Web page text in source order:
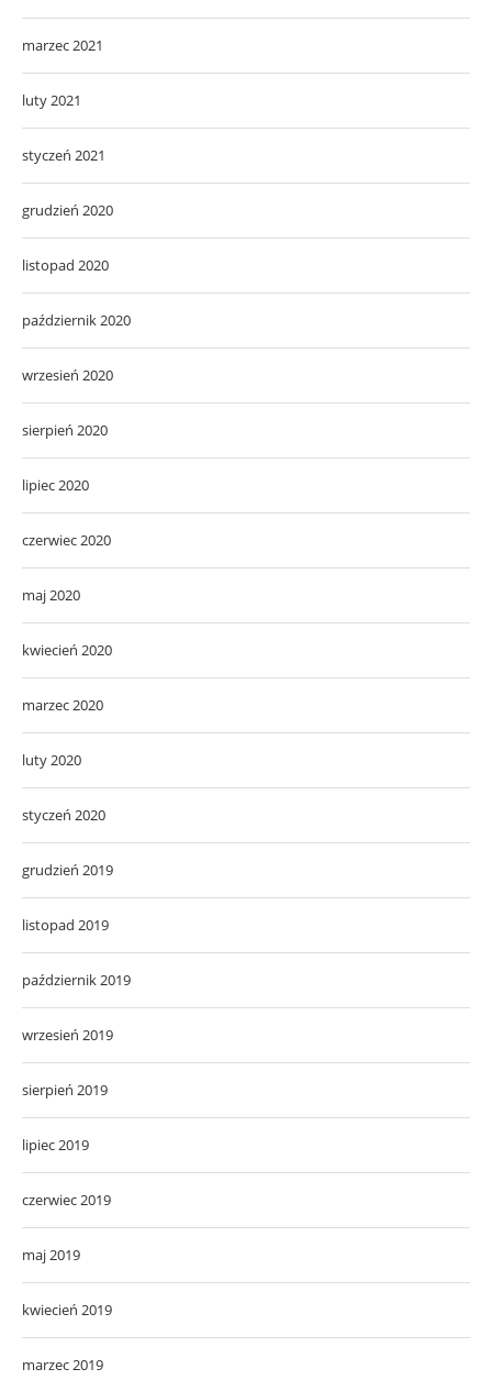
marzec 2021
luty 2021
styczeń 2021
grudzień 2020
listopad 2020
październik 2020
wrzesień 2020
sierpień 2020
lipiec 2020
czerwiec 2020
maj 2020
kwiecień 2020
marzec 2020
luty 2020
styczeń 2020
grudzień 2019
listopad 2019
październik 2019
wrzesień 2019
sierpień 2019
lipiec 2019
czerwiec 2019
maj 2019
kwiecień 2019
marzec 2019